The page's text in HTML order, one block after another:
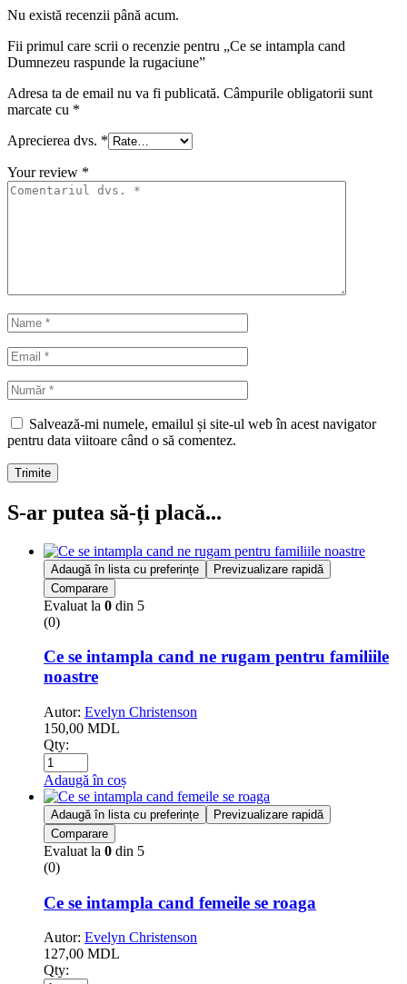
Nu există recenzii până acum.
Fii primul care scrii o recenzie pentru „Ce se intampla cand
Dumnezeu raspunde la rugaciune”
Adresa ta de email nu va fi publicată. Câmpurile obligatorii sunt
marcate cu *
Aprecierea dvs. *
Your review *
Salvează-mi numele, emailul și site-ul web în acest navigator
pentru data viitoare când o să comentez.
Trimite
S-ar putea să-ți placă...
Adaugă în lista cu preferințe
Previzualizare rapidă
Comparare
Evaluat la 0 din 5
(0)
Ce se intampla cand ne rugam pentru familiile
noastre
Autor: Evelyn Christenson
150,00 MDL
Qty:
Adaugă în coș
Adaugă în lista cu preferințe
Previzualizare rapidă
Comparare
Evaluat la 0 din 5
(0)
Ce se intampla cand femeile se roaga
Autor: Evelyn Christenson
127,00 MDL
Qty: